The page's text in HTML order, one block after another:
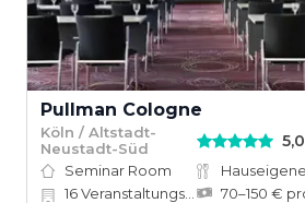
Pullman Cologne
Köln / Altstadt-
Neustadt-Süd
5,0
Seminar Room
16Veranstaltungsräume